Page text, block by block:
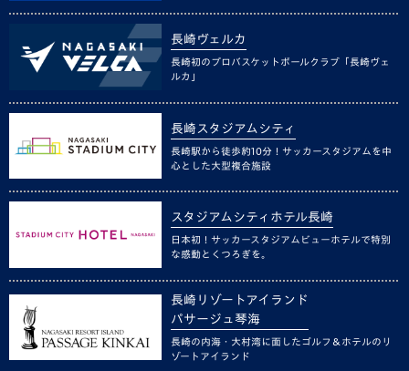
長崎ヴェルカ
長崎初のプロバスケットボールクラブ「長崎ヴェ
ルカ」
長崎スタジアムシティ
長崎駅から徒歩約10分！サッカースタジアムを中
心とした大型複合施設
スタジアムシティホテル長崎
日本初！サッカースタジアムビューホテルで特別
な感動とくつろぎを。
長崎リゾートアイランド
パサージュ琴海
長崎の内海・大村湾に面したゴルフ＆ホテルのリ
ゾートアイランド